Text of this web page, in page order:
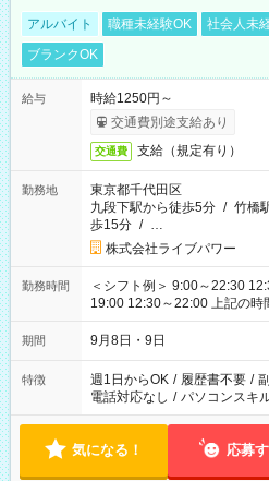
アルバイト 職種未経験OK 社会人未
ブランクOK
給与
時給1250円～
交通費別途支給あり
交通費 支給（規定有り）
勤務地
東京都千代田区
九段下駅から徒歩5分 / 竹橋
歩15分 / …
株式会社ライブパワー
勤務時間
＜シフト例＞ 9:00～22:30
19:00 12:30～22:00 上記の時間から好きな時間を選べます！ ※
時間は変更となる可能性があ
期間 9月8日・9日
特徴 週1日からOK / 履歴書不要 /
電話対応なし / パソコンスキ
気になる！ 応募